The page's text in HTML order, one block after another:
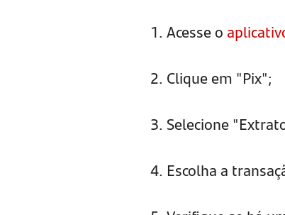
1. Acesse o
2. Clique em "Pix";
3. Selecione
4. Escolha a